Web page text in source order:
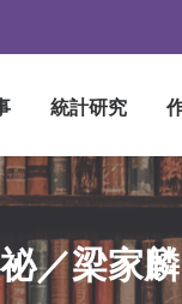
統計研究
／梁家麟